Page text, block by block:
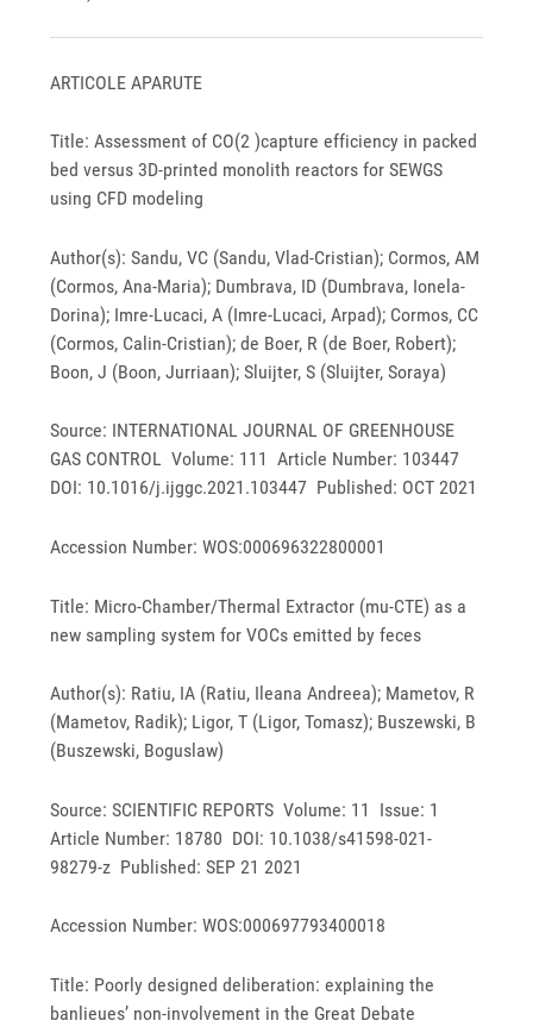
ARTICOLE APARUTE
Title: Assessment of CO(2 )capture efficiency in packed
bed versus 3D-printed monolith reactors for SEWGS
using CFD modeling
Author(s): Sandu, VC (Sandu, Vlad-Cristian); Cormos, AM
(Cormos, Ana-Maria); Dumbrava, ID (Dumbrava, Ionela-
Dorina); Imre-Lucaci, A (Imre-Lucaci, Arpad); Cormos, CC
(Cormos, Calin-Cristian); de Boer, R (de Boer, Robert);
Boon, J (Boon, Jurriaan); Sluijter, S (Sluijter, Soraya)
Source: INTERNATIONAL JOURNAL OF GREENHOUSE
GAS CONTROL Volume: 111 Article Number: 103447
DOI: 10.1016/j.ijggc.2021.103447 Published: OCT 2021
Accession Number: WOS:000696322800001
Title: Micro-Chamber/Thermal Extractor (mu-CTE) as a
new sampling system for VOCs emitted by feces
Author(s): Ratiu, IA (Ratiu, Ileana Andreea); Mametov, R
(Mametov, Radik); Ligor, T (Ligor, Tomasz); Buszewski, B
(Buszewski, Boguslaw)
Source: SCIENTIFIC REPORTS Volume: 11 Issue: 1
Article Number: 18780 DOI: 10.1038/s41598-021-
98279-z Published: SEP 21 2021
Accession Number: WOS:000697793400018
Title: Poorly designed deliberation: explaining the
banlieues’ non-involvement in the Great Debate